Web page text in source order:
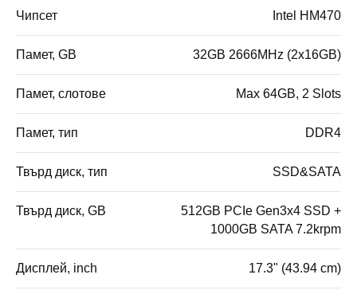
Чипсет Intel HM470
Памет, GB 32GB 2666MHz (2x16GB)
Памет, слотове Max 64GB, 2 Slots
Памет, тип DDR4
Твърд диск, тип SSD&SATA
Твърд диск, GB
512GB PCIe Gen3x4 SSD +
1000GB SATA 7.2krpm
Дисплей, inch 17.3" (43.94 cm)